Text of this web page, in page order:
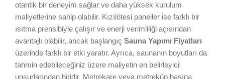
otantik bir deneyim sağlar ve daha yüksek kurulum
maliyetlerine sahip olabilir. Kızılötesi paneller ise farklı bir
ısıtma prensibiyle çalışır ve enerji verimliliği açısından
avantajlı olabilir, ancak başlangıç Sauna Yapımı Fiyatları
üzerinde farklı bir etki yaratır. Ayrıca, saunanın boyutları da
tahmin edebileceğiniz üzere maliyetin en belirleyici
unsurlarından biridir. Metrekare veya metreküp başına